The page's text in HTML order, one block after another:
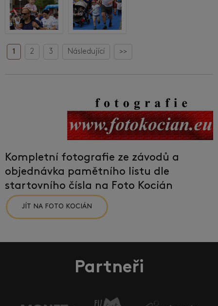
1 2 3 Následující >>
Kompletní fotografie ze závodů a
objednávka pamětního listu dle
startovního čísla na Foto Kocián
JÍT NA FOTO KOCIÁN
Partneři